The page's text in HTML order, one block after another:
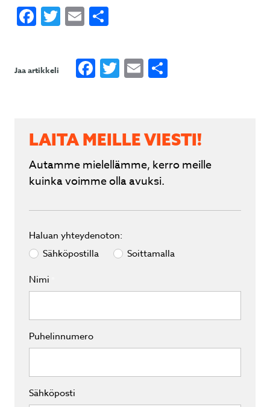
Facebook
Twitter
Email
Jaa artikkeli Facebook
Twitter
Email
LAITA MEILLE VIESTI!
Autamme mielellämme, kerro meille
kuinka voimme olla avuksi.
Haluan yhteydenoton:
Sähköpostilla
Soittamalla
Nimi
Puhelinnumero
Sähköposti